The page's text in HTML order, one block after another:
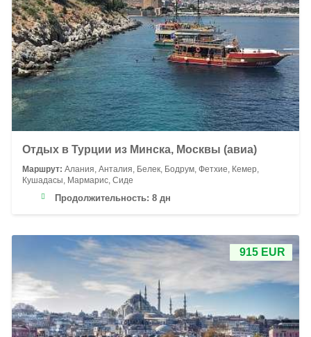
Отдых в Турции из Минска, Москвы (авиа)
Маршрут: Алания, Анталия, Белек, Бодрум, Фетхие, Кемер,
Кушадасы, Мармарис, Сиде
Продолжительность: 8 дн
915 EUR